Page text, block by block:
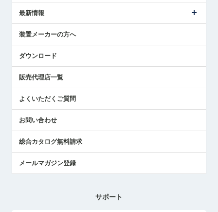
受賞履歴
採用情報
国/地域/言語
ツールセッタ製品
エアマイクロセンサ製品
最新情報
メトロールの技術
社員ブログ
中小企業のBCP地震対策
センサのテクニカルガイド
社長ブログ
装置メーカーの方へ
ダウンロード
販売代理店一覧
よくいただくご質問
お問い合わせ
総合カタログ無料請求
メールマガジン登録
サポート